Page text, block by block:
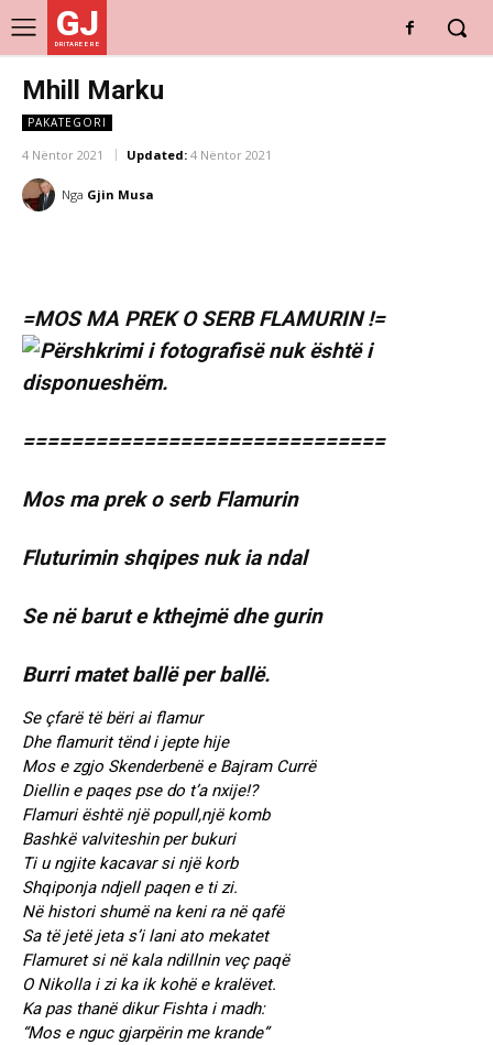
GJ
DRITARE E RE
Mhill Marku
PAKATEGORI
4 Nëntor 2021 Updated: 4 Nëntor 2021
Nga Gjin Musa
=MOS MA PREK O SERB FLAMURIN !=
==============================
Mos ma prek o serb Flamurin
Fluturimin shqipes nuk ia ndal
Se në barut e kthejmë dhe gurin
Burri matet ballë per ballë.
Se çfarë të bëri ai flamur
Dhe flamurit tënd i jepte hije
Mos e zgjo Skenderbenë e Bajram Currë
Diellin e paqes pse do t’a nxije!?
Flamuri është një popull,një komb
Bashkë valviteshin per bukuri
Ti u ngjite kacavar si një korb
Shqiponja ndjell paqen e ti zi.
Në histori shumë na keni ra në qafë
Sa të jetë jeta s’i lani ato mekatet
Flamuret si në kala ndillnin veç paqë
O Nikolla i zi ka ik kohë e kralëvet.
Ka pas thanë dikur Fishta i madh:
“Mos e nguc gjarpërin me krande”